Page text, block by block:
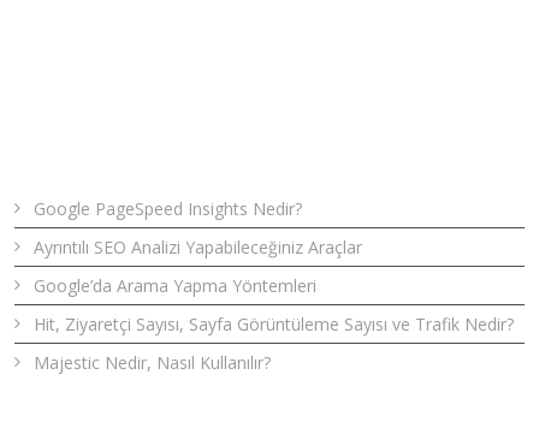
Google PageSpeed Insights Nedir?
Ayrıntılı SEO Analizi Yapabileceğiniz Araçlar
Google’da Arama Yapma Yöntemleri
Hit, Ziyaretçi Sayısı, Sayfa Görüntüleme Sayısı ve Trafik Nedir?
Majestic Nedir, Nasıl Kullanılır?